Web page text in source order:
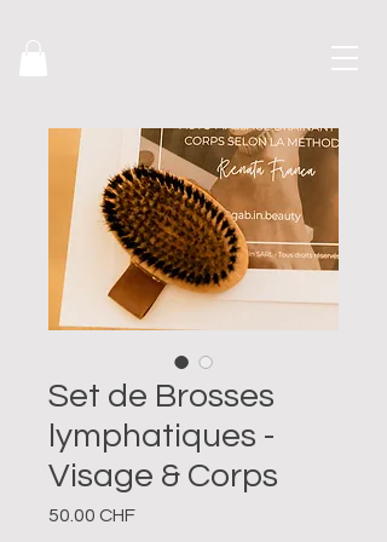
Set de Brosses
lymphatiques -
Visage & Corps
50.00 CHFPrix